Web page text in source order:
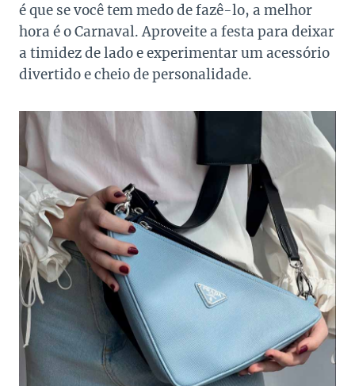
é que se você tem medo de fazê-lo, a melhor
hora é o Carnaval. Aproveite a festa para deixar
a timidez de lado e experimentar um acessório
divertido e cheio de personalidade.